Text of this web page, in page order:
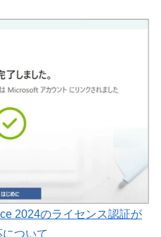
2024のライセンス認証が
について